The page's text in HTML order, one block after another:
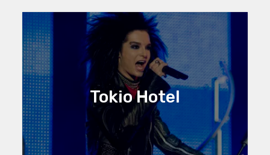
Tokio Hotel